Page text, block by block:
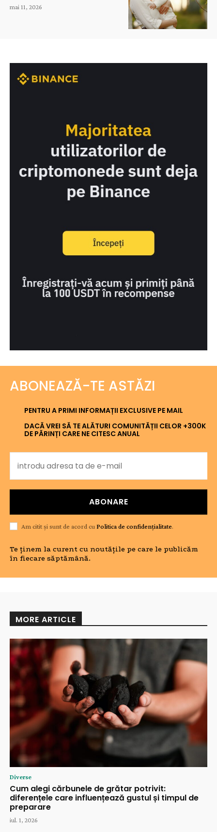
mai 11, 2026
ABONEAZĂ-TE ASTĂZI
PENTRU A PRIMI INFORMAȚII EXCLUSIVE PE MAIL
DACĂ VREI SĂ TE ALĂTURI COMUNITĂȚII CELOR +300K
DE PĂRINȚI CARE NE CITESC ANUAL
ABONARE
Am citit și sunt de acord cu Politica de confidențialitate.
Te ținem la curent cu noutățile pe care le publicăm
în fiecare săptămână.
MORE ARTICLE
Diverse
Cum alegi cărbunele de grătar potrivit:
diferențele care influențează gustul și timpul de
preparare
iul. 1, 2026